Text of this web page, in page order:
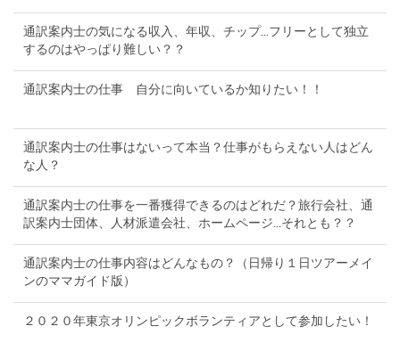
通訳案内士の気になる収入、年収、チップ...フリーとして独立
するのはやっぱり難しい？？
通訳案内士の仕事 自分に向いているか知りたい！！
通訳案内士の仕事はないって本当？仕事がもらえない人はどん
な人？
通訳案内士の仕事を一番獲得できるのはどれだ？旅行会社、通
訳案内士団体、人材派遣会社、ホームページ...それとも？？
通訳案内士の仕事内容はどんなもの？（日帰り１日ツアーメイ
ンのママガイド版）
２０２０年東京オリンピックボランティアとして参加したい！